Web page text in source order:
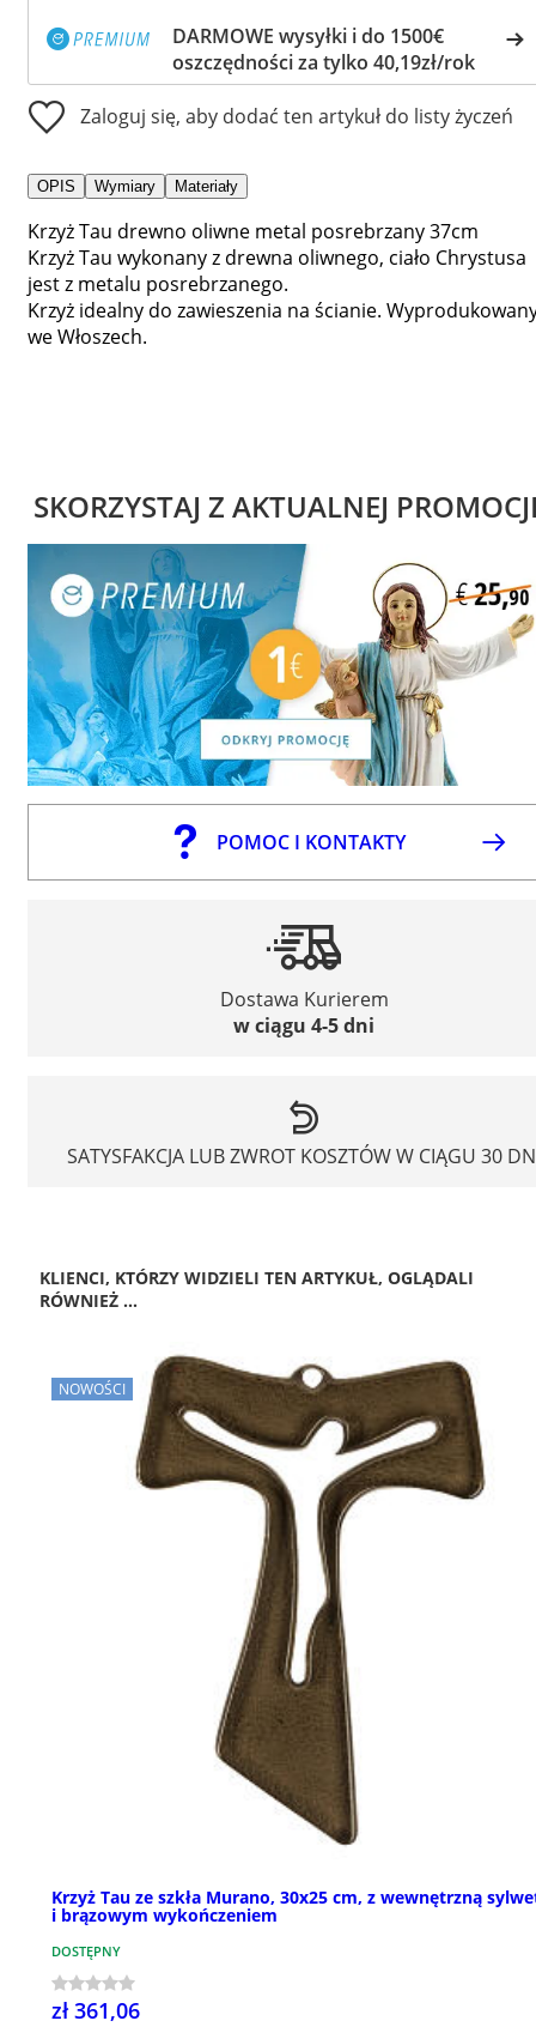
DARMOWE wysyłki i do 1500€
oszczędności za tylko 40,19zł/rok
Zaloguj się, aby dodać ten artykuł do listy życzeń
OPIS Wymiary Materiały
Krzyż Tau drewno oliwne metal posrebrzany 37cm
Krzyż Tau wykonany z drewna oliwnego, ciało Chrystusa
jest z metalu posrebrzanego.
Krzyż idealny do zawieszenia na ścianie.
we Włoszech.
SKORZYSTAJ Z AKTUALNEJ
POMOC I KONTAKTY
Dostawa Kurierem
w ciągu 4-5 dni
SATYSFAKCJA LUB ZWROT KOSZTÓW W CIĄGU 30
KLIENCI, KTÓRZY WIDZIELI TEN ARTYKUŁ, OGLĄDALI
RÓWNIEŻ ...
NOWOŚCI
Krzyż Tau ze szkła Murano, 30x25 cm, z wewnętrzną
i brązowym wykończeniem
DOSTĘPNY
zł 361,06